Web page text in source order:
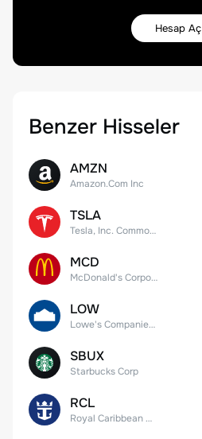
Hesap Aç
Benzer Hisseler
AMZN
Amazon.Com Inc
TSLA
Tesla, Inc. Common Stock
MCD
McDonald's Corporation
LOW
Lowe's Companies Inc.
SBUX
Starbucks Corp
RCL
Royal Caribbean Group